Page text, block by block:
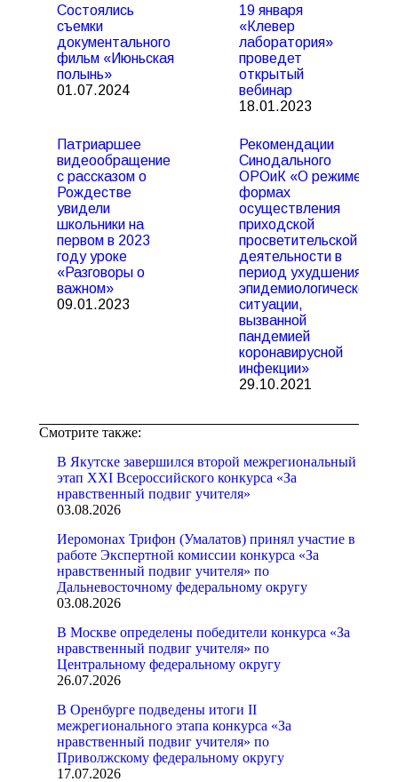
Состоялись
съемки
документального
фильм «Июньская
полынь»
01.07.2024
19 января
«Клевер
лаборатория»
проведет
открытый
вебинар
18.01.2023
Патриаршее
видеообращение
с рассказом о
Рождестве
увидели
школьники на
первом в 2023
году уроке
«Разговоры о
важном»
09.01.2023
Рекомендации
Синодального
ОРОиК «О режиме и
формах
осуществления
приходской
просветительской
деятельности в
период ухудшения
эпидемиологической
ситуации,
вызванной
пандемией
коронавирусной
инфекции»
29.10.2021
Смотрите также:
В Якутске завершился второй межрегиональный
этап XXI Всероссийского конкурса «За
нравственный подвиг учителя»
03.08.2026
Иеромонах Трифон (Умалатов) принял участие в
работе Экспертной комиссии конкурса «За
нравственный подвиг учителя» по
Дальневосточному федеральному округу
03.08.2026
В Москве определены победители конкурса «За
нравственный подвиг учителя» по
Центральному федеральному округу
26.07.2026
В Оренбурге подведены итоги II
межрегионального этапа конкурса «За
нравственный подвиг учителя» по
Приволжскому федеральному округу
17.07.2026